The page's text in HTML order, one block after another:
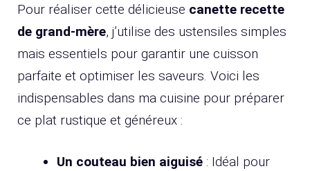
Pour réaliser cette délicieuse canette recette
de grand-mère, j’utilise des ustensiles simples
mais essentiels pour garantir une cuisson
parfaite et optimiser les saveurs. Voici les
indispensables dans ma cuisine pour préparer
ce plat rustique et généreux :
Un couteau bien aiguisé : Idéal pour